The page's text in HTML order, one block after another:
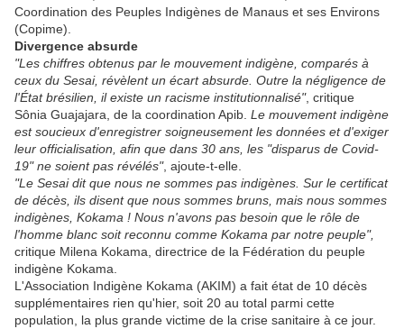
Coordination des Peuples Indigènes de Manaus et ses Environs
(Copime).
Divergence absurde
"Les chiffres obtenus par le mouvement indigène, comparés à
ceux du Sesai, révèlent un écart absurde. Outre la négligence de
l'État brésilien, il existe un racisme institutionnalisé", critique
Sônia Guajajara, de la coordination Apib. Le mouvement indigène
est soucieux d'enregistrer soigneusement les données et d'exiger
leur officialisation, afin que dans 30 ans, les "disparus de Covid-
19" ne soient pas révélés", ajoute-t-elle.
"Le Sesai dit que nous ne sommes pas indigènes. Sur le certificat
de décès, ils disent que nous sommes bruns, mais nous sommes
indigènes, Kokama ! Nous n'avons pas besoin que le rôle de
l'homme blanc soit reconnu comme Kokama par notre peuple",
critique Milena Kokama, directrice de la Fédération du peuple
indigène Kokama.
L'Association Indigène Kokama (AKIM) a fait état de 10 décès
supplémentaires rien qu'hier, soit 20 au total parmi cette
population, la plus grande victime de la crise sanitaire à ce jour.